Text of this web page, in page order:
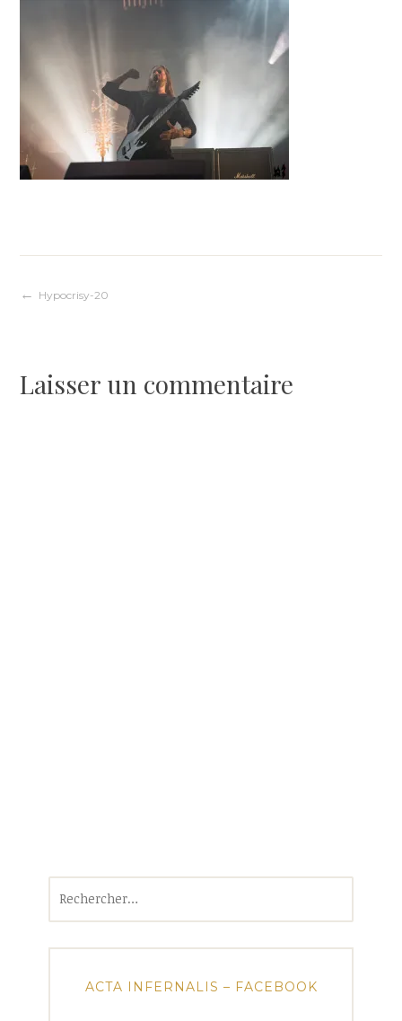
Navigation
l’article
Hypocrisy-20
Laisser un commentaire
ACTA INFERNALIS – FACEBOOK